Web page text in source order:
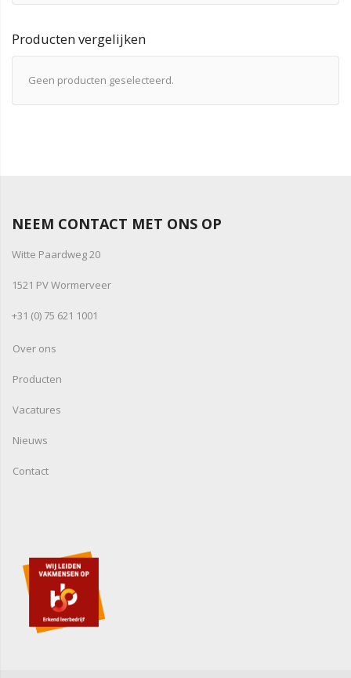
Producten vergelijken
Geen producten geselecteerd.
NEEM CONTACT MET ONS OP
Witte Paardweg 20
1521 PV Wormerveer
+31 (0) 75 621 1001
Over ons
Producten
Vacatures
Nieuws
Contact